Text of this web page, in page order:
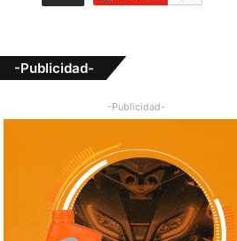
-Publicidad-
-Publicidad-